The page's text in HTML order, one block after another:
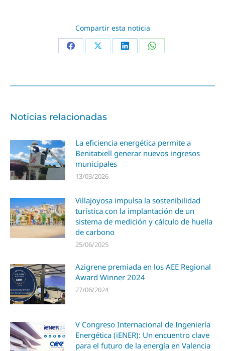
Compartir esta noticia
Noticias relacionadas
La eficiencia energética permite a
Benitatxell generar nuevos ingresos
municipales
13/03/2026
Villajoyosa impulsa la sostenibilidad
turística con la implantación de un
sistema de medición y cálculo de huella
de carbono
25/06/2025
Azigrene premiada en los AEE Regional
Award Winner 2024
27/06/2024
V Congreso Internacional de Ingeniería
Energética (iENER): Un encuentro clave
para el futuro de la energía en Valencia